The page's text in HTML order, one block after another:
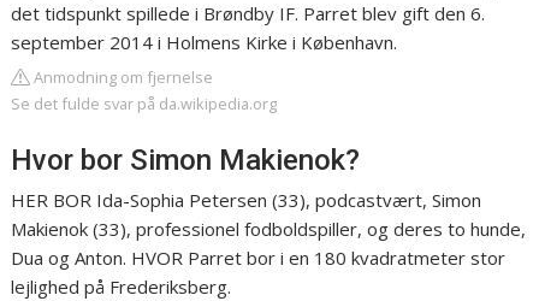
det tidspunkt spillede i Brøndby IF. Parret blev gift den 6.
september 2014 i Holmens Kirke i København.
Anmodning om fjernelse
Se det fulde svar på da.wikipedia.org
Hvor bor Simon Makienok?
HER BOR Ida-Sophia Petersen (33), podcastvært, Simon
Makienok (33), professionel fodboldspiller, og deres to hunde,
Dua og Anton. HVOR Parret bor i en 180 kvadratmeter stor
lejlighed på Frederiksberg.